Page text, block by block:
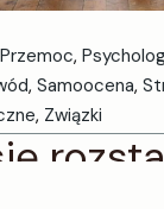
Przemoc
Samoocena
Związki